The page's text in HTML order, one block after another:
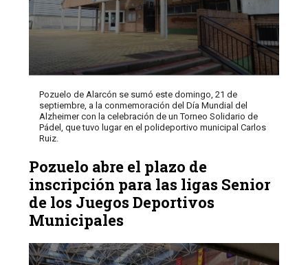
Pozuelo de Alarcón se sumó este domingo, 21 de
septiembre, a la conmemoración del Día Mundial del
Alzheimer con la celebración de un Torneo Solidario de
Pádel, que tuvo lugar en el polideportivo municipal Carlos
Ruiz.
Pozuelo abre el plazo de
inscripción para las ligas Senior
de los Juegos Deportivos
Municipales